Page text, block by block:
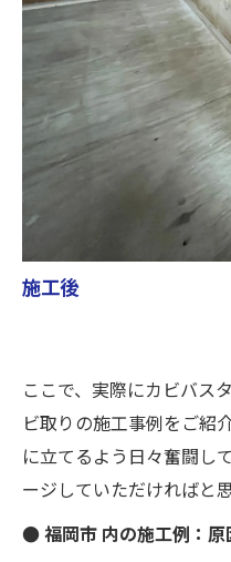
施工後
ここで、実際にカビバス
ビ取りの施工事例をご紹
に立てるよう日々奮闘し
ージしていただければと
● 福岡市 内の施工例：原